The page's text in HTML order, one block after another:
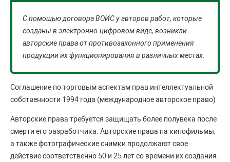
С помощью договора ВОИС у авторов работ, которые
созданы в электронно-цифровом виде, возникли
авторские права от противозаконного применения
продукции их функционирования в различных местах.
Соглашение по торговым аспектам прав интеллектуальной
собственности 1994 года (международное авторское право)
Авторские права требуется защищать более полувека после
смерти его разработчика. Авторские права на кинофильмы,
а также фотографические снимки продолжают свое
действие соответственно 50 и 25 лет со времени их создания.